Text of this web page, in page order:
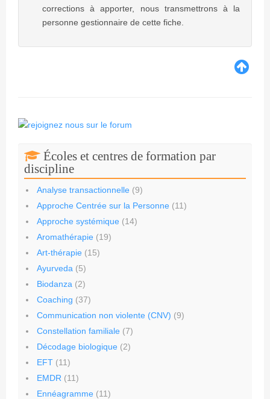
corrections à apporter, nous transmettrons à la
personne gestionnaire de cette fiche.
Écoles et centres de formation par
discipline
Analyse transactionnelle (9)
Approche Centrée sur la Personne (11)
Approche systémique (14)
Aromathérapie (19)
Art-thérapie (15)
Ayurveda (5)
Biodanza (2)
Coaching (37)
Communication non violente (CNV) (9)
Constellation familiale (7)
Décodage biologique (2)
EFT (11)
EMDR (11)
Ennéagramme (11)